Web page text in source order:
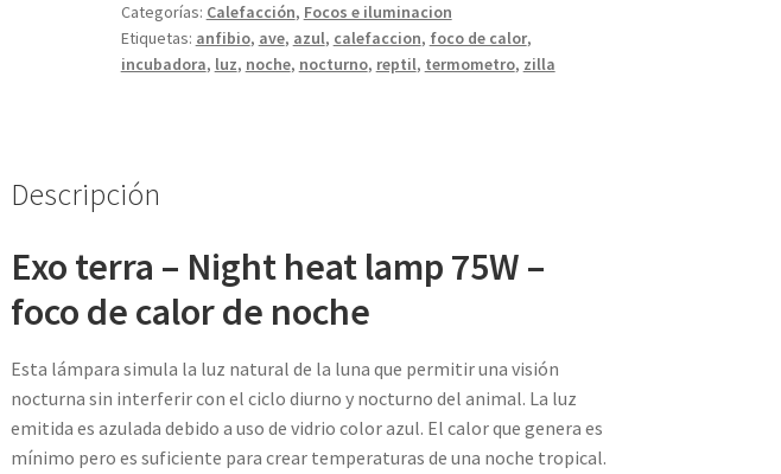
lamp
75W
-
de
Categorías: Calefacción, Focos e iluminacion
Etiquetas: anfibio, ave, azul, calefaccion, foco de calor,
incubadora, luz, noche, nocturno, reptil, termometro, zilla
Descripción
Exo terra – Night heat lamp 75W –
foco de calor de noche
Esta lámpara simula la luz natural de la luna que permitir una visión
nocturna sin interferir con el ciclo diurno y nocturno del animal. La luz
emitida es azulada debido a uso de vidrio color azul. El calor que genera es
mínimo pero es suficiente para crear temperaturas de una noche tropical.